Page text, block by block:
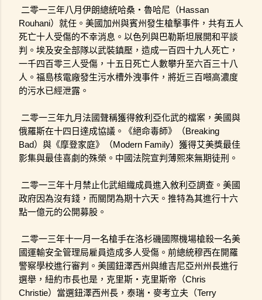
二零一三年八月伊朗總統哈桑・魯哈尼（Hassan
Rouhani）就任。美國加州與賓州發生槍擊事件，共有五人
死亡十人受傷的不幸消息。以色列與巴勒斯坦展開和平談
判。埃及安全部隊以武裝鎮壓，造成一百四十九人死亡，
一千四百零三人受傷，十五日死亡人數攀升至六百三十八
人。福島核電廠發生污水槽外洩事件，將近三百噸高濃度
的污水已經泄露。
二零一三年九月法國聲稱獲得敘利亞化武的檔案，美國與
俄羅斯在十四日達成協議。《絕命毒師》（Breaking
Bad）與《摩登家庭》（Modern Family）獲得艾美獎最佳
影集與最佳喜劇的殊榮。中國法院宣判薄熙來無期徒刑。
二零一三年十月禁止化武組織成員進入敘利亞調查。美國
政府因為沒有錢，而關閉為期十六天。推特為其進行十六
點一億元的公開募股。
二零一三年十一月一名槍手在洛杉磯國際機場槍殺一名美
國運輸安全管理局雇員造成多人受傷。前總統穆西在開羅
警察學校進行審判。美國鈕澤西州與維吉尼亞州州長進行
選舉，紐約市長也是，克里斯・克里斯帝（Chris
Christie）當選鈕澤西州長，泰瑞・麥考立夫（Terry